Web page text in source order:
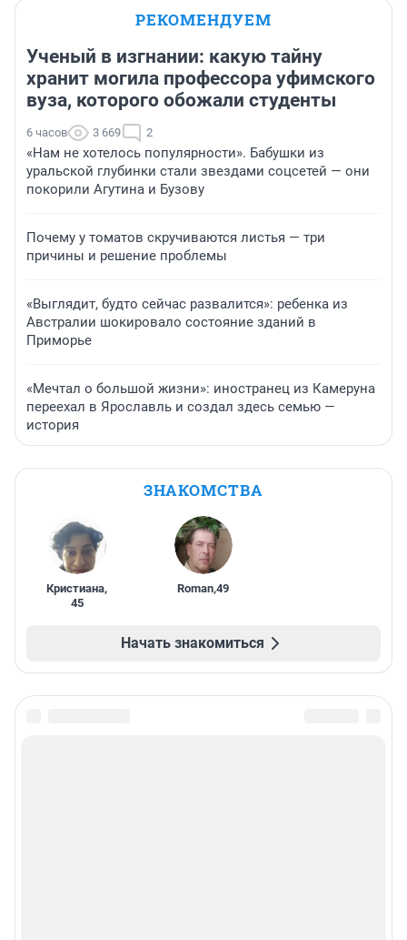
РЕКОМЕНДУЕМ
Ученый в изгнании: какую тайну
хранит могила профессора уфимского
вуза, которого обожали студенты
6 часов 3 669 2
«Нам не хотелось популярности». Бабушки из
уральской глубинки стали звездами соцсетей — они
покорили Агутина и Бузову
Почему у томатов скручиваются листья — три
причины и решение проблемы
«Выглядит, будто сейчас развалится»: ребенка из
Австралии шокировало состояние зданий в
Приморье
«Мечтал о большой жизни»: иностранец из Камеруна
переехал в Ярославль и создал здесь семью —
история
ЗНАКОМСТВА
Кристиана,
45
Roman,49
Начать знакомиться